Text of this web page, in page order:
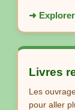
➜
Livres
Les
pour aller